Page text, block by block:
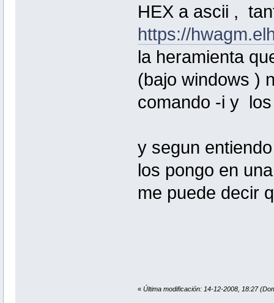
HEX a ascii ,
https://
la heramienta
(bajo windows )
comando -i y
y segun
los pongo en
me puede decir
« Última modificación: 14-12-2008, 18:27